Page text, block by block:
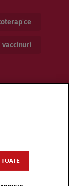
vaccinuri
Sitemap
TOATE